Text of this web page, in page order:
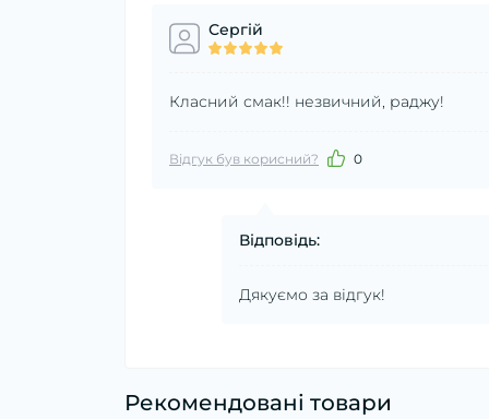
Сергій
Класний смак!! незвичний, раджу!
Відгук був корисний? 0
Відповідь:
Дякуємо за відгук!
Рекомендовані товари